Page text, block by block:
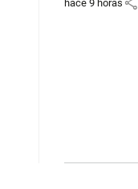
hace 9 horas